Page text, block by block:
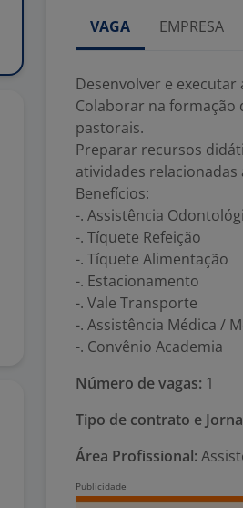
VAGA EMPRESA
Desenvolver e
Colaborar na formação
pastorais.
Preparar recursos
atividades
Benefícios:
-. Assistência
-. Tíquete Refeição
-. Tíquete Alimentação
-. Estacionamento
-. Vale Transporte
-. Assistência Médica /
-. Convênio Academia
Número de vagas: 1
Tipo de contrato e
Área Profissional: